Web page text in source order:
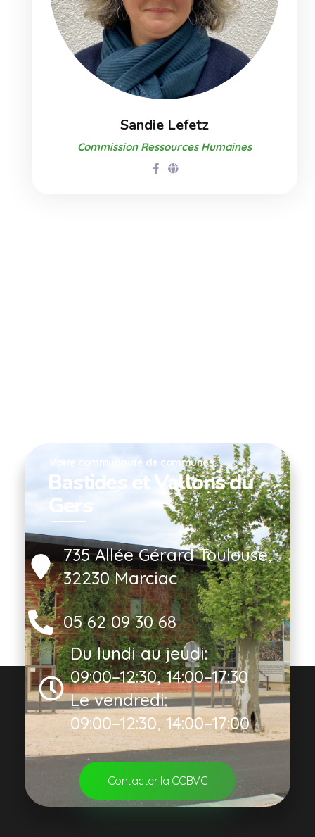
Sandie Lefetz
Commission Ressources Humaines
Votre communauté de communes
Bastides et Vallons du
Gers
735 Allée Gérard Toulouse,
32230 Marciac
05 62 09 30 68
Du lundi au jeudi:
09:00–12:30, 14:00–17:30
Le vendredi:
09:00–12:30, 14:00–17:00
Contacter la CCBVG